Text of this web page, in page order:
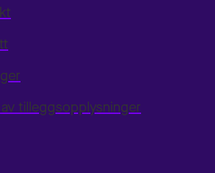
tilleggsopplysninger